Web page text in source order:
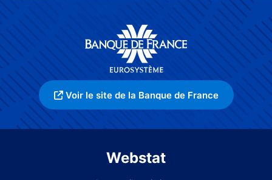
Voir le site de la Banque de France
Webstat